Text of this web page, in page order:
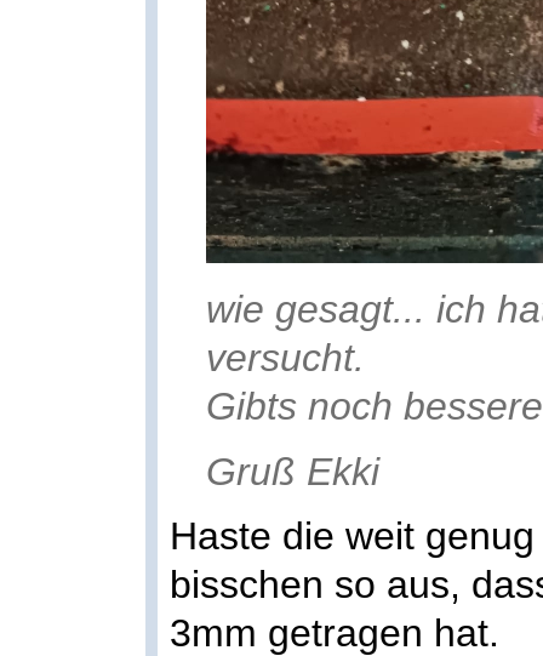
wie gesagt... ich
versucht.
Gibts noch
Gruß Ekki
Haste die weit
bisschen so aus,
3mm getragen hat.